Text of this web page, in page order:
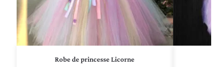
Robe de princesse Licorne